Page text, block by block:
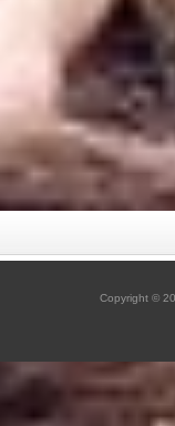
Copyright ©